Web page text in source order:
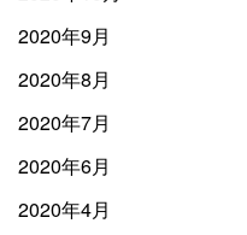
2020年9月
2020年8月
2020年7月
2020年6月
2020年4月